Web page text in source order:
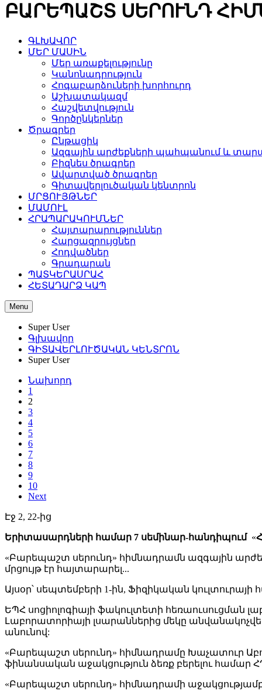
ԲԱՐԵՊԱՇՏ ՍԵՐՈՒՆԴ
ԳԼԽԱՎՈՐ
ՄԵՐ ՄԱՍԻՆ
Մեր առաքելությունը
Կանոնադրություն
Հոգաբարձուների խորհուրդ
Աշխատակազմ
Հաշվետվություն
Գործընկերներ
Ծրագրեր
Ընթացիկ
Ազգային արժեքների պահպանում և
Բիզնես ծրագրեր
Ավարտված ծրագրեր
Գիտավերլուծական կենտրոն
ՄՐՑՈՒՅԹՆԵՐ
ՄԱՄՈՒԼ
ՀՐԱՊԱՐԱԿՈՒՄՆԵՐ
Հայտարարություններ
Հարցազրույցներ
Հոդվածներ
Գրադարան
ՊԱՏԿԵՐԱՍՐԱՀ
ՀԵՏԱԴԱՐՁ ԿԱՊ
Menu
Super User
Գլխավոր
ԳԻՏԱՎԵՐԼՈՒԾԱԿԱՆ ԿԵՆՏՐՈՆ
Super User
Նախորդ
1
2
3
4
5
6
7
8
9
10
Next
Էջ 2, 22-ից
Երիտասարդների համար 7 սեմինար-հանդիպում «
«Բարեպաշտ սերունդ» հիմնադրամն ազգային
մրցույթ էր հայտարարել...
Այսօր՝ սեպտեմբերի 1-ին, Ֆիզիկական
ԵՊՀ սոցիոլոգիայի ֆակուլտետի հեռաուսուցման
Լաբորատորիայի լսարաններից մեկը
անունով:
«Բարեպաշտ սերունդ» հիմնադրամը Խաչատուր
ֆինանսական աջակցություն ձեռք բերելու
«Բարեպաշտ սերունդ» հիմնադրամի